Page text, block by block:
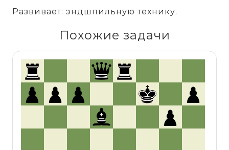
Развивает: эндшпильную технику.
Похожие задачи